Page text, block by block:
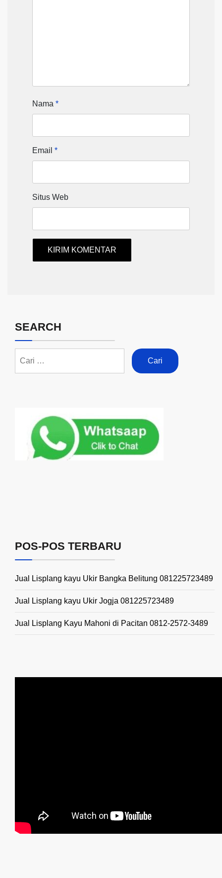
Nama *
Email *
Situs Web
SEARCH
POS-POS TERBARU
Jual Lisplang kayu Ukir Bangka Belitung 081225723489
Jual Lisplang kayu Ukir Jogja 081225723489
Jual Lisplang Kayu Mahoni di Pacitan 0812-2572-3489